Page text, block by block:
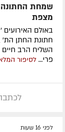
שמחת החתונה
מצפת
באולם
חתונת החתן הת'
השליח הרב חיים
פרי... לסיפור
לפני 16 שעות